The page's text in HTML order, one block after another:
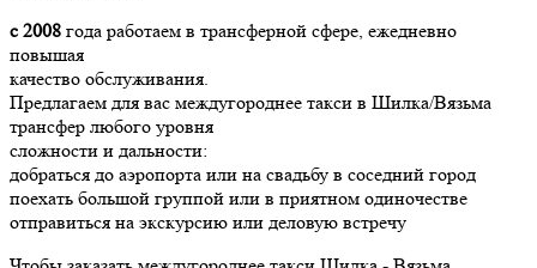
с 2008 года работаем в трансферной сфере, ежедневно
повышая
качество обслуживания.
Предлагаем для вас междугороднее такси в Шилка/Вязьма
трансфер любого уровня
сложности и дальности:
добраться до аэропорта или на свадьбу в соседний город
поехать большой группой или в приятном одиночестве
отправиться на экскурсию или деловую встречу